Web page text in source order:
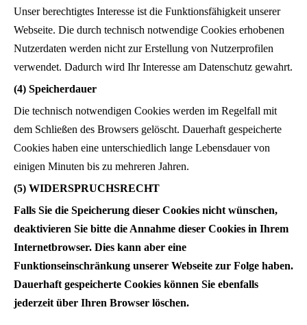
Unser berechtigtes Interesse ist die Funktionsfähigkeit unserer
Webseite. Die durch technisch notwendige Cookies erhobenen
Nutzerdaten werden nicht zur Erstellung von Nutzerprofilen
verwendet. Dadurch wird Ihr Interesse am Datenschutz gewahrt.
(4) Speicherdauer
Die technisch notwendigen Cookies werden im Regelfall mit
dem Schließen des Browsers gelöscht. Dauerhaft gespeicherte
Cookies haben eine unterschiedlich lange Lebensdauer von
einigen Minuten bis zu mehreren Jahren.
(5) WIDERSPRUCHSRECHT
Falls Sie die Speicherung dieser Cookies nicht wünschen,
deaktivieren Sie bitte die Annahme dieser Cookies in Ihrem
Internetbrowser. Dies kann aber eine
Funktionseinschränkung unserer Webseite zur Folge haben.
Dauerhaft gespeicherte Cookies können Sie ebenfalls
jederzeit über Ihren Browser löschen.